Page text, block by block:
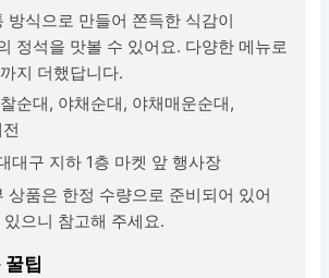
방식으로 만들어 쫀득한 식감이
정석을 맛볼 수 있어요. 다양한 메뉴로
지 더했답니다.
순대, 야채순대, 야채매운순대,
대구 지하 1층 마켓 앞 행사장
상품은 한정 수량으로 준비되어 있어
으니 참고해 주세요.
꿀팁